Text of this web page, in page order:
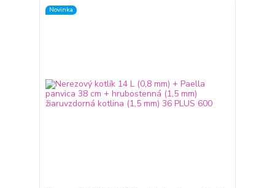
Novinka